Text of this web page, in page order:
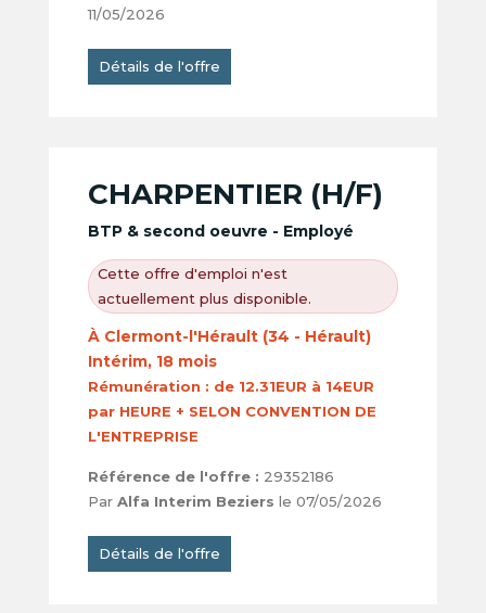
11/05/2026
Détails de l'offre
CHARPENTIER (H/F)
BTP & second oeuvre - Employé
Cette offre d'emploi n'est
actuellement plus disponible.
À Clermont-l'Hérault (34 - Hérault)
Intérim, 18 mois
Rémunération : de 12.31EUR à 14EUR
par HEURE + SELON CONVENTION DE
L'ENTREPRISE
Référence de l'offre : 29352186
Par Alfa Interim Beziers le 07/05/2026
Détails de l'offre